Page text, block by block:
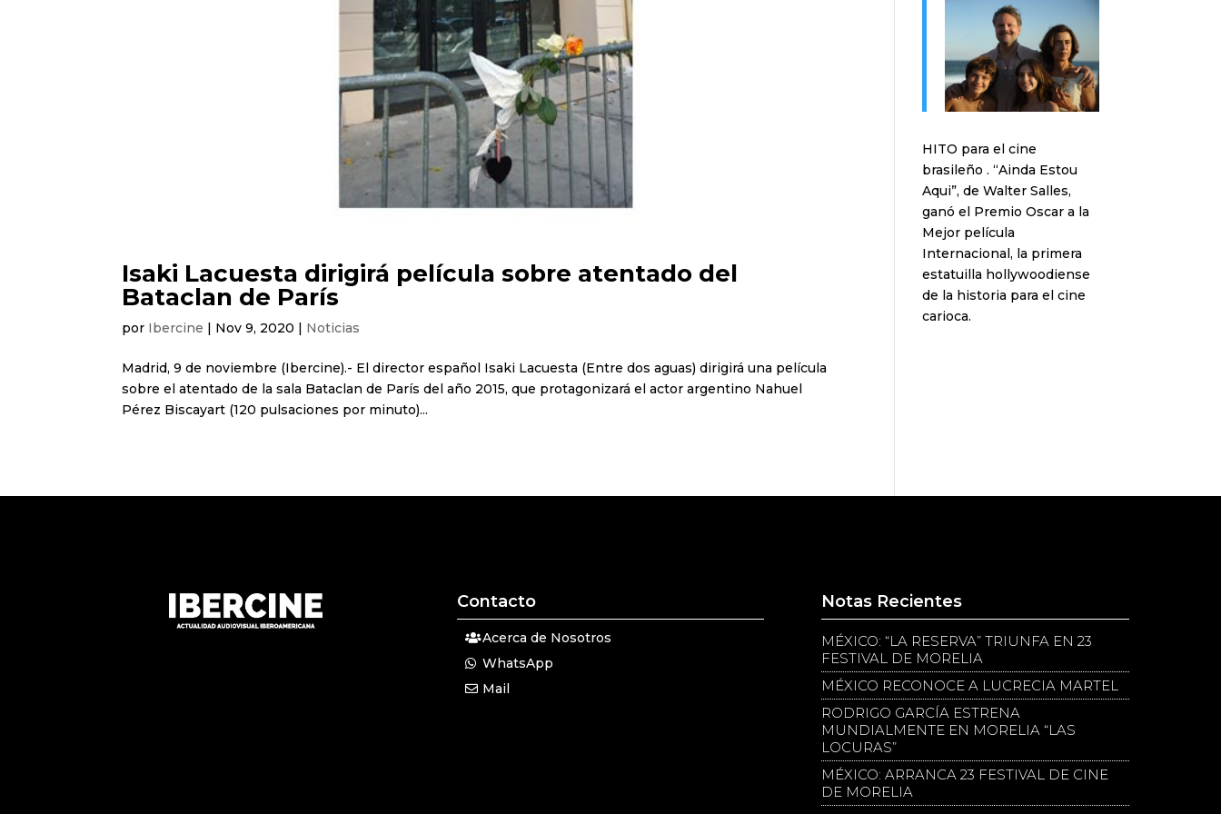
Isaki Lacuesta dirigirá película sobre atentado del
Bataclan de París
por Ibercine | Nov 9, 2020 | Noticias
Madrid, 9 de noviembre (Ibercine).- El director español Isaki Lacuesta (Entre dos aguas) dirigirá una película
sobre el atentado de la sala Bataclan de París del año 2015, que protagonizará el actor argentino Nahuel
Pérez Biscayart (120 pulsaciones por minuto)...
HITO para el cine
brasileño . “Ainda Estou
Aqui”, de Walter Salles,
ganó el Premio Oscar a la
Mejor película
Internacional, la primera
estatuilla hollywoodiense
de la historia para el cine
carioca.
Contacto
Acerca de Nosotros
WhatsApp
Mail
Notas Recientes
MÉXICO: “LA RESERVA” TRIUNFA EN 23
FESTIVAL DE MORELIA
MÉXICO RECONOCE A LUCRECIA MARTEL
RODRIGO GARCÍA ESTRENA
MUNDIALMENTE EN MORELIA “LAS
LOCURAS”
MÉXICO: ARRANCA 23 FESTIVAL DE CINE
DE MORELIA